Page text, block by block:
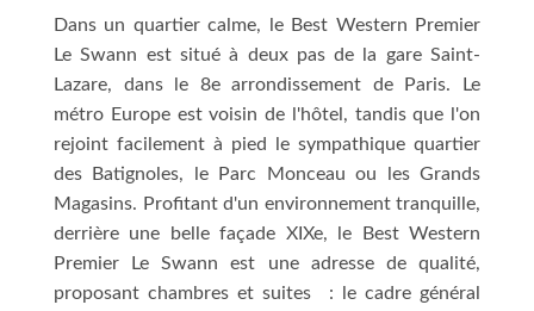
Dans un quartier calme, le Best Western Premier
Le Swann est situé à deux pas de la gare Saint-
Lazare, dans le 8e arrondissement de Paris. Le
métro Europe est voisin de l'hôtel, tandis que l'on
rejoint facilement à pied le sympathique quartier
des Batignoles, le Parc Monceau ou les Grands
Magasins. Profitant d'un environnement tranquille,
derrière une belle façade XIXe, le Best Western
Premier Le Swann est une adresse de qualité,
proposant chambres et suites : le cadre général